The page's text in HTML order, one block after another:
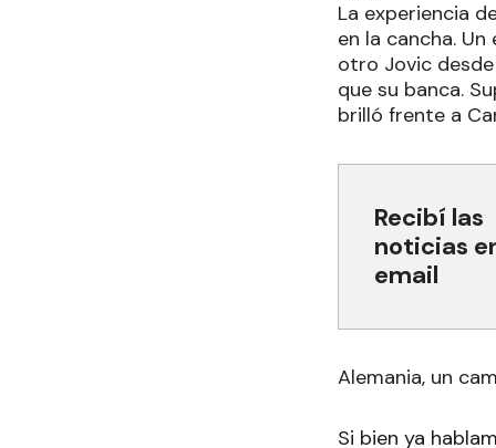
La experiencia
en la cancha.
otro Jovic
que su banca.
brilló frente a
Recibí las
noticias
email
Alemania, un
Si bien ya